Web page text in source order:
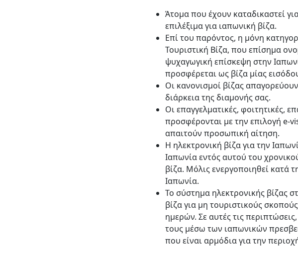
Άτομα που έχουν καταδικαστεί
επιλέξιμα για ιαπωνική βίζα.
Επί του παρόντος, η μόνη
Τουριστική Βίζα, που επίσημα
ψυχαγωγική επίσκεψη στην
προσφέρεται ως βίζα μίας
Οι κανονισμοί βίζας
διάρκεια της διαμονής σας.
Οι επαγγελματικές, φοιτητικές,
προσφέρονται με την επιλογή e-
απαιτούν προσωπική αίτηση.
Η ηλεκτρονική βίζα για την
Ιαπωνία εντός αυτού του
βίζα. Μόλις ενεργοποιηθεί κατά
Ιαπωνία.
Το σύστημα ηλεκτρονικής βίζας
βίζα για μη τουριστικούς
ημερών. Σε αυτές τις
τους μέσω των ιαπωνικών
που είναι αρμόδια για την